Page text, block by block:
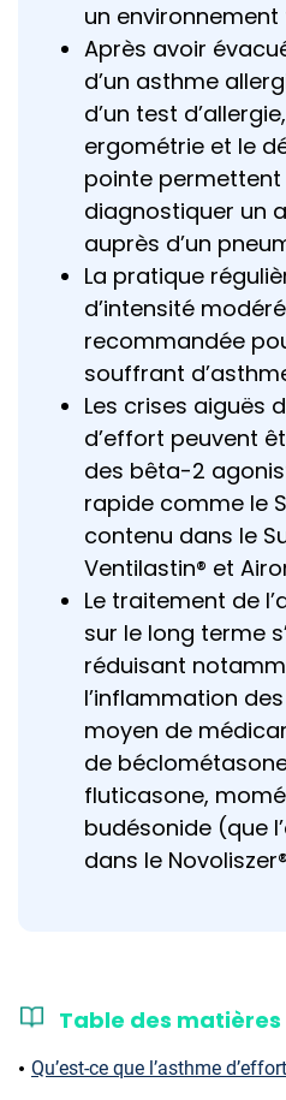
un environnement
Après avoir
d’un asthme
d’un test
ergométrie et le
pointe permettent
diagnostiquer un
auprès d’un
La pratique
d’intensité
recommandée
souffrant
Les crises aiguës
d’effort peuvent
des bêta-2
rapide comme le
contenu dans le
Ventilastin® et
Le traitement de
sur le long terme
réduisant
l’inflammation
moyen de
de
fluticasone,
budésonide (que
dans le
Table des matières
Qu’est-ce que l’asthme